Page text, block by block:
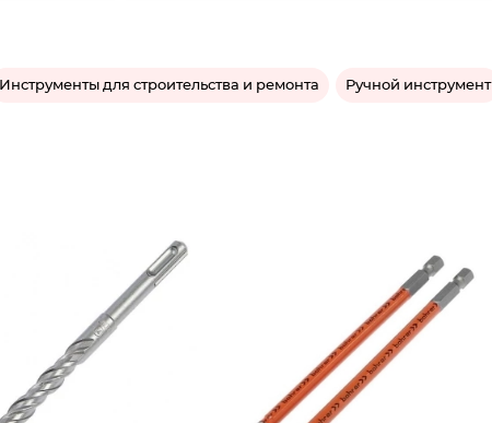
Инструменты для строительства и ремонта Ручной инструмент